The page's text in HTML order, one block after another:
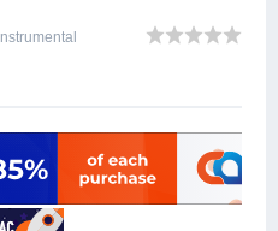
Instrumental